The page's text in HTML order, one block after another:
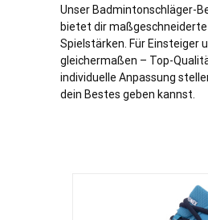
Unser Badmintonschläger-
bietet dir
Spielstärken. Für Einsteiger
gleichermaßen – Top-
individuelle Anpassung
dein Bestes geben kannst.